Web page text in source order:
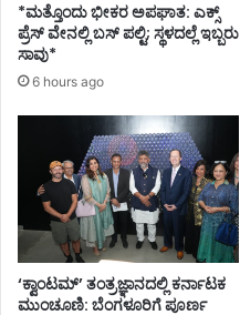
*ಮತ್ತೊಂದು ಭೀಕರ ಅಪಘಾತ: ಎಕ್ಸ್
ಪ್ರೆಸ್ ವೇನಲ್ಲಿ ಬಸ್ ಪಲ್ಟಿ; ಸ್ಥಳದಲ್ಲೆ ಇಬ್ಬರು
ಸಾವು*
6 hours ago
‘ಕ್ವಾಂಟಮ್’ ತಂತ್ರಜ್ಞಾನದಲ್ಲಿ ಕರ್ನಾಟಕ
ಮುಂಚೂಣಿ: ಬೆಂಗಳೂರಿಗೆ ಪೂರ್ಣ